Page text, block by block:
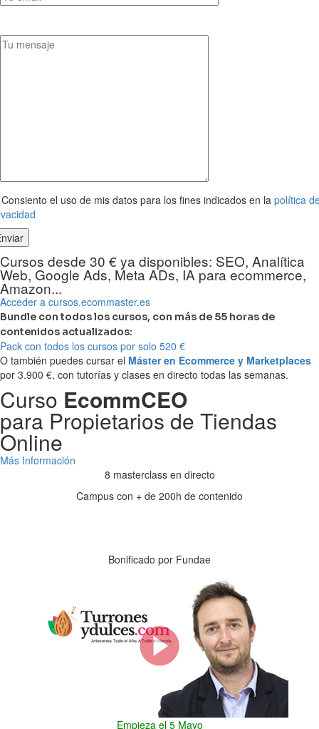
el uso de mis datos para los fines indicados en la política
Cursos desde 30 € ya disponibles: SEO, Analítica
Web, Google Ads, Meta ADs, IA para ecommerce,
Amazon...
Acceder a cursos.ecommaster.es
Bundle con todos los cursos, con más de 55 horas de
contenidos actualizados:
Pack con todos los cursos por solo 520 €
O también puedes cursar el Máster en Ecommerce y Marketplaces
por 3.900 €, con tutorías y clases en directo todas las semanas.
Curso EcommCEO
para Propietarios de Tiendas
Online
Más Información
8 masterclass en directo
Campus con + de 200h de contenido
Bonificado por Fundae
Empieza el 5 Mayo